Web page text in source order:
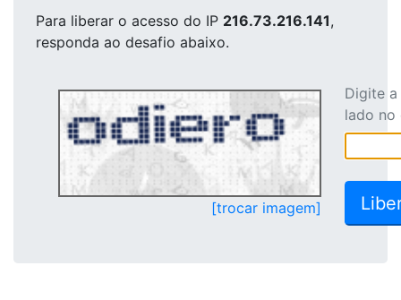
Para liberar o acesso do IP 216.73.216.141,
responda ao desafio abaixo.
[trocar imagem]
Digite
lado no